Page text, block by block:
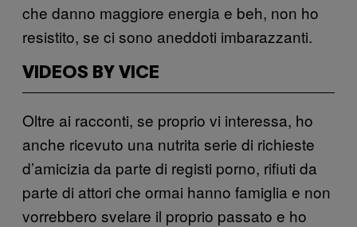
che danno maggiore energia e beh, non ho
resistito, se ci sono aneddoti imbarazzanti.
VIDEOS BY VICE
Oltre ai racconti, se proprio vi interessa, ho
anche ricevuto una nutrita serie di richieste
d’amicizia da parte di registi porno, rifiuti da
parte di attori che ormai hanno famiglia e non
vorrebbero svelare il proprio passato e ho